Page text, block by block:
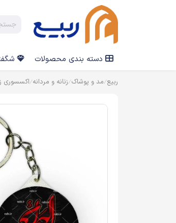
دسته بندی محصولات
ربیع مد و پوشاک زنانه و مردانه اکسسوری